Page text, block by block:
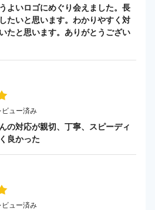
よいロゴにめぐり会えました。長
たいと思います。わかりやすく対
たと思います。ありがとうござい
ュー済み
の対応が親切、丁寧、スピーディ
良かった
ュー済み